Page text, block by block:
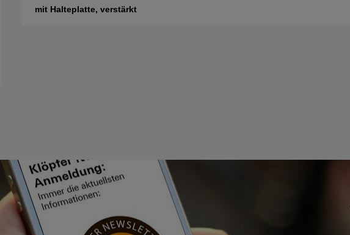
mit Halteplatte, verstärkt